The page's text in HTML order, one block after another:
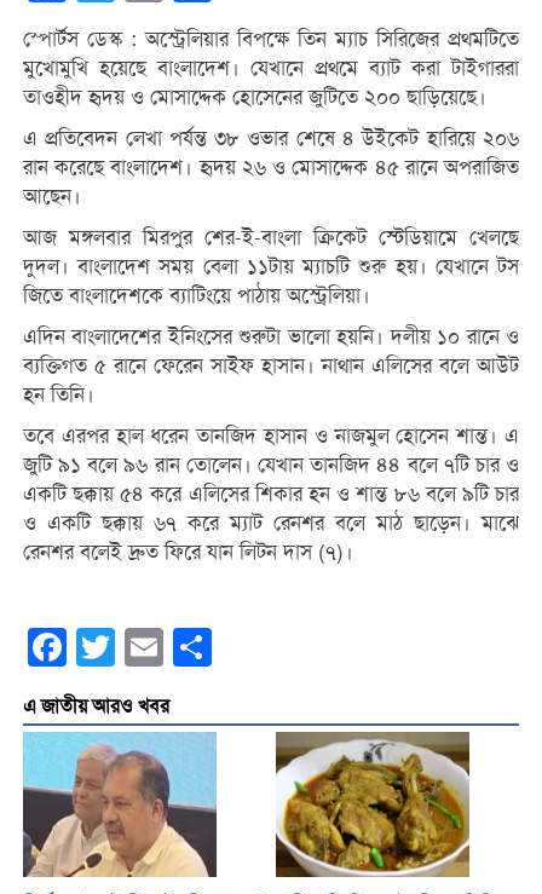
স্পোর্টস ডেস্ক : অস্ট্রেলিয়ার বিপক্ষে তিন ম্যাচ সিরিজের প্রথমটিতে
মুখোমুখি হয়েছে বাংলাদেশ। যেখানে প্রথমে ব্যাট করা টাইগাররা
তাওহীদ হৃদয় ও মোসাদ্দেক হোসেনের জুটিতে ২০০ ছাড়িয়েছে।
এ প্রতিবেদন লেখা পর্যন্ত ৩৮ ওভার শেষে ৪ উইকেট হারিয়ে ২০৬
রান করেছে বাংলাদেশ। হৃদয় ২৬ ও মোসাদ্দেক ৪৫ রানে অপরাজিত
আছেন।
আজ মঙ্গলবার মিরপুর শের-ই-বাংলা ক্রিকেট স্টেডিয়ামে খেলছে
দুদল। বাংলাদেশ সময় বেলা ১১টায় ম্যাচটি শুরু হয়। যেখানে টস
জিতে বাংলাদেশকে ব্যাটিংয়ে পাঠায় অস্ট্রেলিয়া।
এদিন বাংলাদেশের ইনিংসের শুরুটা ভালো হয়নি। দলীয় ১০ রানে ও
ব্যক্তিগত ৫ রানে ফেরেন সাইফ হাসান। নাথান এলিসের বলে আউট
হন তিনি।
তবে এরপর হাল ধরেন তানজিদ হাসান ও নাজমুল হোসেন শান্ত। এ
জুটি ৯১ বলে ৯৬ রান তোলেন। যেখান তানজিদ ৪৪ বলে ৭টি চার ও
একটি ছক্কায় ৫৪ করে এলিসের শিকার হন ও শান্ত ৮৬ বলে ৯টি চার
ও একটি ছক্কায় ৬৭ করে ম্যাট রেনশর বলে মাঠ ছাড়েন। মাঝে
রেনশর বলেই দ্রুত ফিরে যান লিটন দাস (৭)।
Facebook
Twitter Email
এ জাতীয় আরও খবর